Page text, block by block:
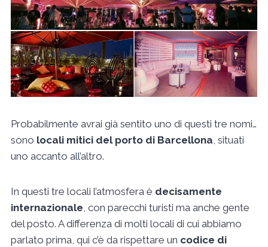
Probabilmente avrai già sentito uno di questi tre nomi…
sono locali mitici del porto di Barcellona, situati
uno accanto all’altro.
In questi tre locali l’atmosfera è decisamente
internazionale, con parecchi turisti ma anche gente
del posto. A differenza di molti locali di cui abbiamo
parlato prima, qui c’è da rispettare un codice di